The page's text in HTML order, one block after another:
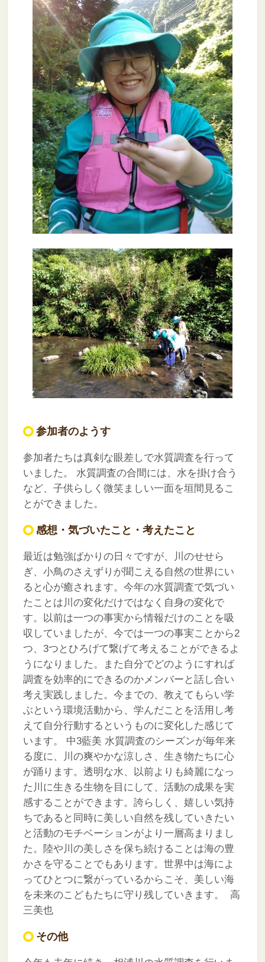
参加者のようす
参加者たちは真剣な眼差しで水質調査を行って
いました。
水質調査の合間には、水を掛け合う
など、子供らしく微笑ましい一面を垣間見るこ
とができました。
感想・気づいたこと・考えたこと
最近は勉強ばかりの日々ですが、川のせせら
ぎ、小鳥のさえずりが聞こえる自然の世界にい
ると心が癒されます。今年の水質調査で気づい
たことは川の変化だけではなく自身の変化で
す。以前は一つの事実から情報だけのことを吸
収していましたが、今では一つの事実ことから2
つ、3つとひろげて繋げて考えることができるよ
うになりました。また自分でどのようにすれば
調査を効率的にできるのかメンバーと話し合い
考え実践しました。今までの、教えてもらい学
ぶという環境活動から、学んだことを活用し考
えて自分行動するというものに変化した感じて
います。
中3藍美 水質調査のシーズンが毎年来
る度に、川の爽やかな涼しさ、生き物たちに心
が踊ります。透明な水、以前よりも綺麗になっ
た川に生きる生物を目にして、活動の成果を実
感することができます。誇らしく、嬉しい気持
ちであると同時に美しい自然を残していきたい
と活動のモチベーションがより一層高まりまし
た。陸や川の美しさを保ち続けることは海の豊
かさを守ることでもあります。世界中は海によ
ってひとつに繋がっているからこそ、美しい海
を未来のこどもたちに守り残していきます。
高
三美也
その他